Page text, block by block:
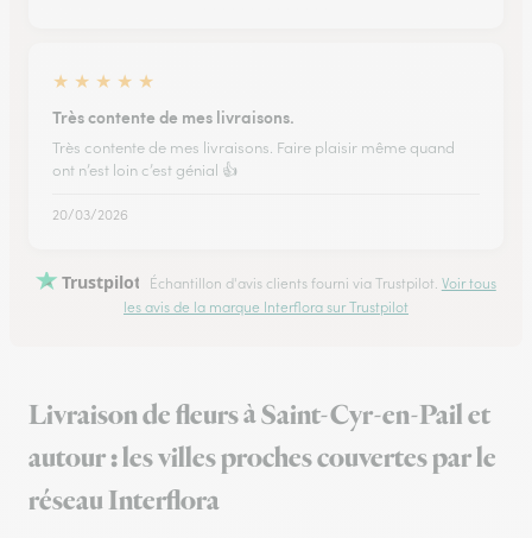
★ ★ ★ ★ ★
Très contente de mes livraisons.
Très contente de mes livraisons. Faire plaisir même quand
ont n’est loin c’est génial 👍
20/03/2026
Trustpilot Échantillon d'avis clients fourni via Trustpilot. Voir tous
les avis de la marque Interflora sur Trustpilot
Livraison de fleurs à Saint-Cyr-en-Pail et
autour : les villes proches couvertes par le
réseau Interflora